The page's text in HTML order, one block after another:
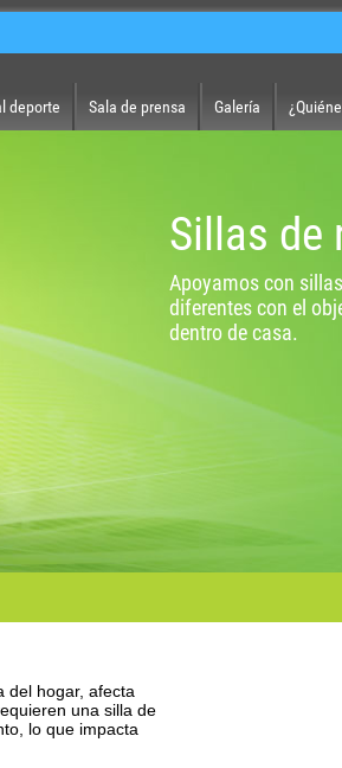
deporte Sala de prensa Galería
Sillas de
Apoyamos con
diferentes con el
dentro de casa.
del hogar, afecta
una silla de
lo que impacta